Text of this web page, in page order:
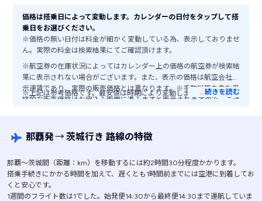
価格は搭乗日によって変動します。カレンダーの日付をタップして搭
乗日をお選びください。
※価格の無い日付は料金が細かく変動している為、表示しておりませ
ん。実際の料金は検索結果にてご確認頂けます。
※航空券の在庫状況によってはカレンダー上の価格の航空券が検索結
果に表示されない場合がございます。また、表示の価格は航空会社公
示運賃であり、実際の販売価格とは異なります。※手数料等を含む最
終的な販売価格はお申込み画面に進みますと表示されますので、ご注
※上記は参考価格です。最安値は時期により変動します。
…続きを読む
那覇発→茨城行き 路線の特徴
那覇〜茨城間（距離：km）を移動するには約2時間30分程度かかります。
搭乗手続きにかかる時間を加えて、遅くとも1時間前までには空港に到着してお
くと安心です。
1週間のフライト数は1でした。始発便14:30から最終便14:30まで運航していま